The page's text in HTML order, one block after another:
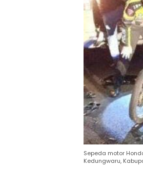
Sepeda motor
Kedungwaru,